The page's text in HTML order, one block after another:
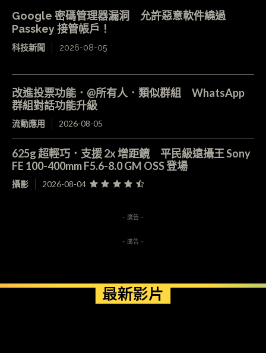
Google 密碼管理器漏洞 允許惡意軟件繞過
Passkey 接管帳戶！
科技新聞 2026-08-05
改進投票功能．@所有人．類似群組 WhatsApp
群組對話功能升級
流動應用 2026-08-05
625g 超輕巧．支援 2x 增距鏡 平民級遠攝王 Sony
FE 100-400mm F5.6-8.0 GM OSS 登場
攝影 2026-08-04
- 廣告 -
- 廣告 -
最新影片